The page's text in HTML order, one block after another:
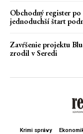
Obchodný register
jednoduchší štart
Zavŕšenie projektu
zrodil v Seredi
Krimi správy